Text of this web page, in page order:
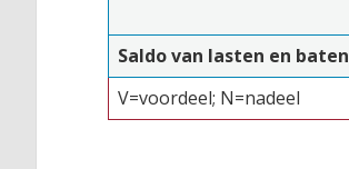
Saldo van lasten en baten
V=voordeel; N=nadeel